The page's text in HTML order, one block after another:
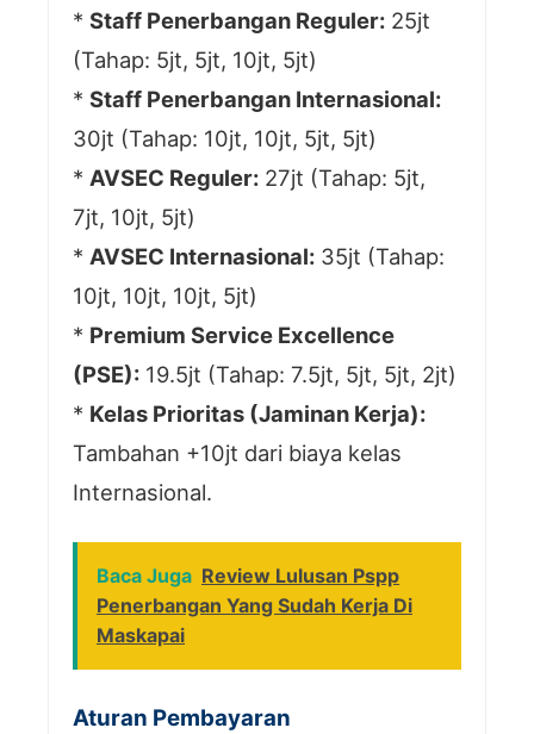
* Staff Penerbangan Reguler: 25jt
(Tahap: 5jt, 5jt, 10jt, 5jt)
* Staff Penerbangan Internasional:
30jt (Tahap: 10jt, 10jt, 5jt, 5jt)
* AVSEC Reguler: 27jt (Tahap: 5jt,
7jt, 10jt, 5jt)
* AVSEC Internasional: 35jt (Tahap:
10jt, 10jt, 10jt, 5jt)
* Premium Service Excellence
(PSE): 19.5jt (Tahap: 7.5jt, 5jt, 5jt, 2jt)
* Kelas Prioritas (Jaminan Kerja):
Tambahan +10jt dari biaya kelas
Internasional.
Baca Juga Review Lulusan Pspp
Penerbangan Yang Sudah Kerja Di
Maskapai
Aturan Pembayaran